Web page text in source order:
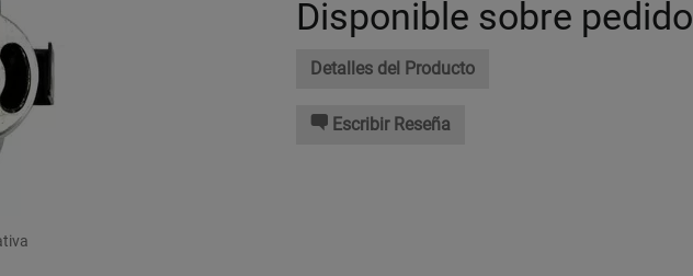
Disponible sobre pedido
Detalles del Producto
Escribir Reseña